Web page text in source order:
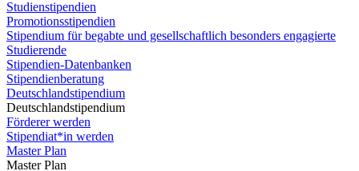
Studienstipendien
Promotionsstipendien
Stipendium für begabte und gesellschaftlich besonders engagierte
Studierende
Stipendien-Datenbanken
Stipendienberatung
Deutschlandstipendium
Deutschlandstipendium
Förderer werden
Stipendiat*in werden
Master Plan
Master Plan